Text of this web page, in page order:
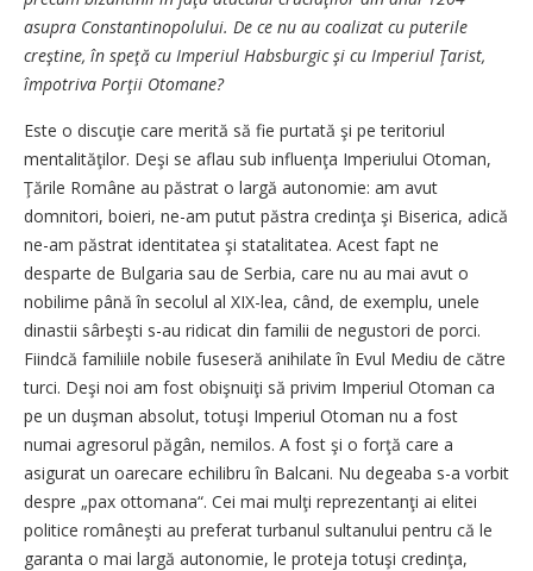
asupra Constantinopolului. De ce nu au coalizat cu puterile
creştine, în speţă cu Imperiul Habsburgic şi cu Imperiul Ţarist,
împotriva Porţii Otomane?
Este o discuţie care merită să fie purtată şi pe teritoriul
mentalităţilor. Deşi se aflau sub influenţa Imperiului Otoman,
Ţările Române au păstrat o largă autonomie: am avut
domnitori, boieri, ne-am putut păstra credinţa şi Biserica, adică
ne-am păstrat identitatea şi statalitatea. Acest fapt ne
desparte de Bulgaria sau de Serbia, care nu au mai avut o
nobilime până în secolul al XIX-lea, când, de exemplu, unele
dinastii sârbeşti s-au ridicat din familii de negustori de porci.
Fiindcă familiile nobile fuseseră anihilate în Evul Mediu de către
turci. Deşi noi am fost obişnuiţi să privim Imperiul Otoman ca
pe un duşman absolut, totuşi Imperiul Otoman nu a fost
numai agresorul păgân, nemilos. A fost şi o forţă care a
asigurat un oarecare echilibru în Balcani. Nu degeaba s-a vorbit
despre „pax ottomana“. Cei mai mulţi reprezentanţi ai elitei
politice româneşti au preferat turbanul sultanului pentru că le
garanta o mai largă autonomie, le proteja totuşi credinţa,